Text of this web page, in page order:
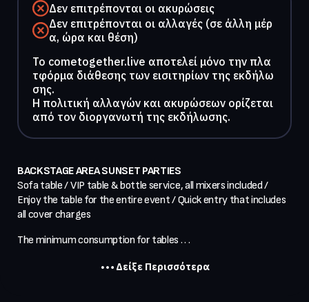
Δεν επιτρέπονται οι ακυρώσεις
Δεν επιτρέπονται οι αλλαγές (σε άλλη μέρ
α, ώρα και θέση)
To cometogether.live αποτελεί μόνο την πλα
τφόρμα διάθεσης των εισιτηρίων της εκδήλω
σης.
Η πολιτική αλλαγών και ακυρώσεων ορίζεται
από τον διοργανωτή της εκδήλωσης.
BACKSTAGE AREA SUNSET PARTIES
Sofa table / VIP table & bottle service, all mixers included /
Enjoy the table for the entire event / Quick entry that includes
all cover charges
The minimum consumption for tables . . .
Δείξε Περισσότερα